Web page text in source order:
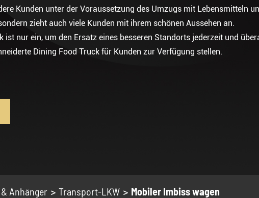
Kunden unter der Voraussetzung des Umzugs mit Lebensmitteln
zieht auch viele Kunden mit ihrem schönen Aussehen an.
nur ein, um den Ersatz eines besseren Standorts jederzeit und
Dining Food Truck für Kunden zur Verfügung stellen.
Anhänger Transport-LKW Mobiler Imbiss wagen